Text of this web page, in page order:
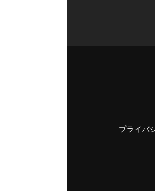
プライバ